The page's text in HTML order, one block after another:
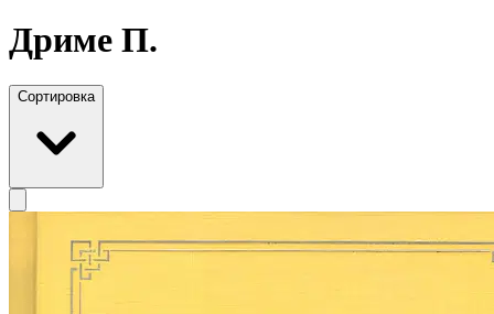
Дриме П.
Сортировка